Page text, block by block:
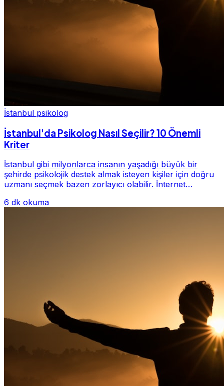
İstanbul psikolog
İstanbul'da Psikolog Nasıl Seçilir? 10 Önemli
Kriter
İstanbul gibi milyonlarca insanın yaşadığı büyük bir
şehirde psikolojik destek almak isteyen kişiler için doğru
uzmanı seçmek bazen zorlayıcı olabilir. İnternet
6 dk okuma